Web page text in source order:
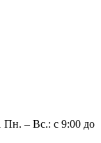
Пн. – Вс.: с 9:00 до